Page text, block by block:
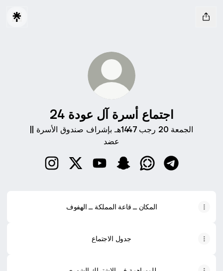
اجتماع أسرة آل عودة 24
الجمعة 20 رجب 1447هـ بإشراف صندوق الأسرة ||
عضد
المكان ــ قاعة المملكة ــ الهفوف
جدول الاجتماع